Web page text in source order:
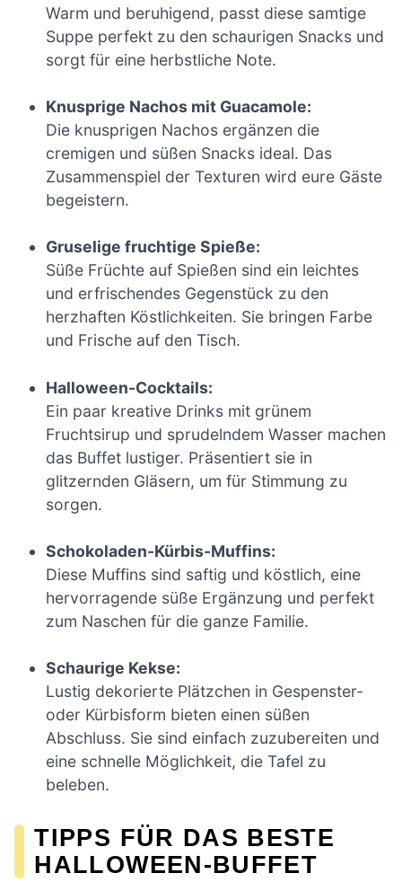
Warm und beruhigend, passt diese samtige
Suppe perfekt zu den schaurigen Snacks und
sorgt für eine herbstliche Note.
Knusprige Nachos mit Guacamole:
Die knusprigen Nachos ergänzen die
cremigen und süßen Snacks ideal. Das
Zusammenspiel der Texturen wird eure Gäste
begeistern.
Gruselige fruchtige Spieße:
Süße Früchte auf Spießen sind ein leichtes
und erfrischendes Gegenstück zu den
herzhaften Köstlichkeiten. Sie bringen Farbe
und Frische auf den Tisch.
Halloween-Cocktails:
Ein paar kreative Drinks mit grünem
Fruchtsirup und sprudelndem Wasser machen
das Buffet lustiger. Präsentiert sie in
glitzernden Gläsern, um für Stimmung zu
sorgen.
Schokoladen-Kürbis-Muffins:
Diese Muffins sind saftig und köstlich, eine
hervorragende süße Ergänzung und perfekt
zum Naschen für die ganze Familie.
Schaurige Kekse:
Lustig dekorierte Plätzchen in Gespenster-
oder Kürbisform bieten einen süßen
Abschluss. Sie sind einfach zuzubereiten und
eine schnelle Möglichkeit, die Tafel zu
beleben.
TIPPS FÜR DAS BESTE
HALLOWEEN-BUFFET